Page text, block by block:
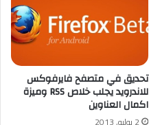
تحديق في متصفح فايرفوكس
للاندرويد يجلب خلاص RSS وميزة
اكمال العناوين
2 يوليو, 2013